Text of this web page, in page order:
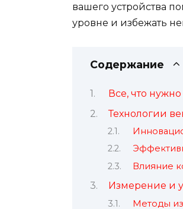
вашего устройства
уровне и избежать
Содержание
Все, что
Технологии
Влияние
Измерение и
Методы